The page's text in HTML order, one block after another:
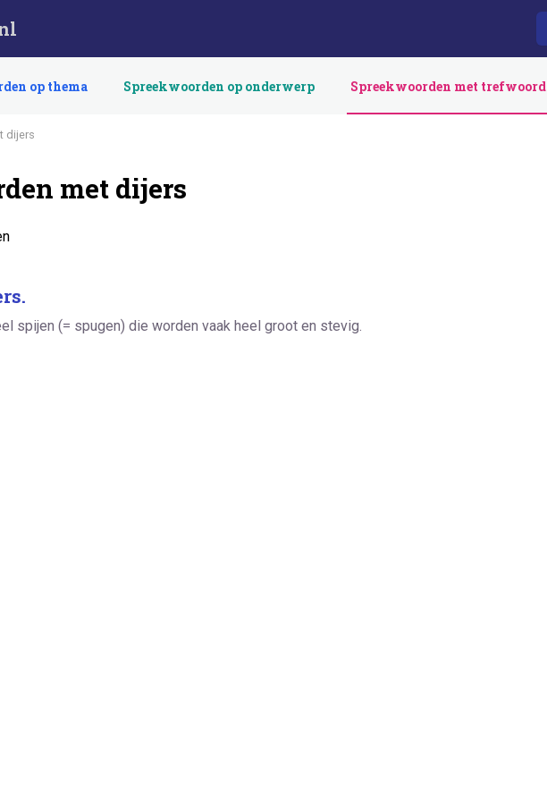
op thema Spreekwoorden op onderwerp Spreekwoorden met trefwoord
dijers
met dijers
spijen (= spugen) die worden vaak heel groot en stevig.